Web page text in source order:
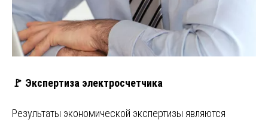
🚩 Экспертиза электросчетчика
Результаты экономической экспертизы являются